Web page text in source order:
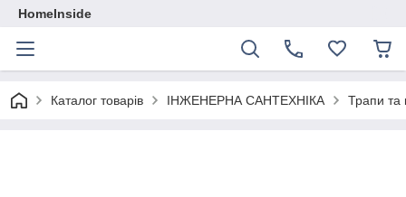
HomeInside
Каталог товарiв ІНЖЕНЕРНА САНТЕХНІКА Трапи та